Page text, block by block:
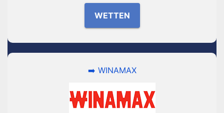
WETTEN
➡️ WINAMAX